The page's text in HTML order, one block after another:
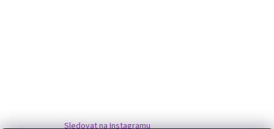
Sledovat na Instagramu